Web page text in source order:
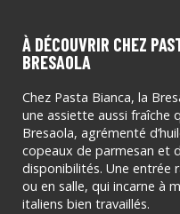
À DÉCOUVRIR CHEZ
BRESAOLA
Chez Pasta Bianca, la
une assiette aussi fraîche
Bresaola, agrémenté
copeaux de parmesan et
disponibilités. Une entrée
ou en salle, qui incarne à
italiens bien travaillés.